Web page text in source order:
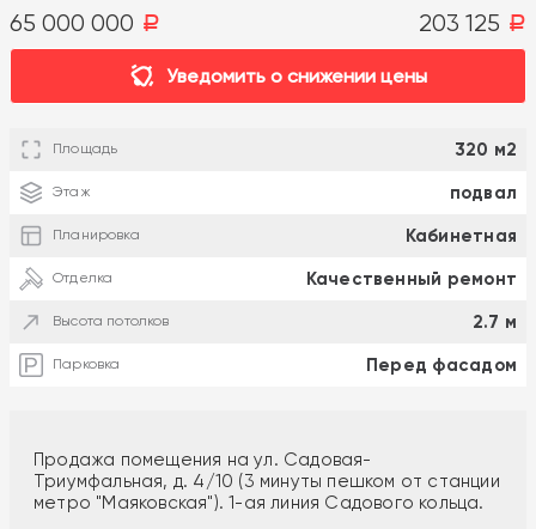
65 000 000 a 203 125 a
Уведомить о снижении цены
Площадь 320 м2
Этаж подвал
Планировка Кабинетная
Отделка Качественный ремонт
Высота потолков 2.7 м
Парковка Перед фасадом
Продажа помещения на ул. Садовая-
Триумфальная, д. 4/10 (3 минуты пешком от станции
метро "Маяковская"). 1-ая линия Садового кольца.